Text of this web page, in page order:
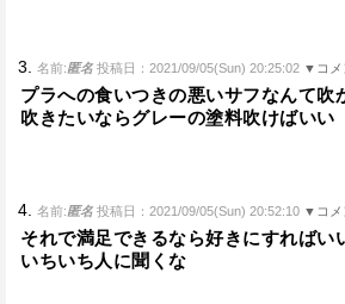
3. 名前:匿名 投稿日：2021/09/05(Sun) 20:25:02 ▼コメ
プラへの食いつきの悪いサフなんて吹
吹きたいならグレーの塗料吹けばいい
4. 名前:匿名 投稿日：2021/09/05(Sun) 20:52:10 ▼コメ
それで満足できるなら好きにすればい
いちいち人に聞くな